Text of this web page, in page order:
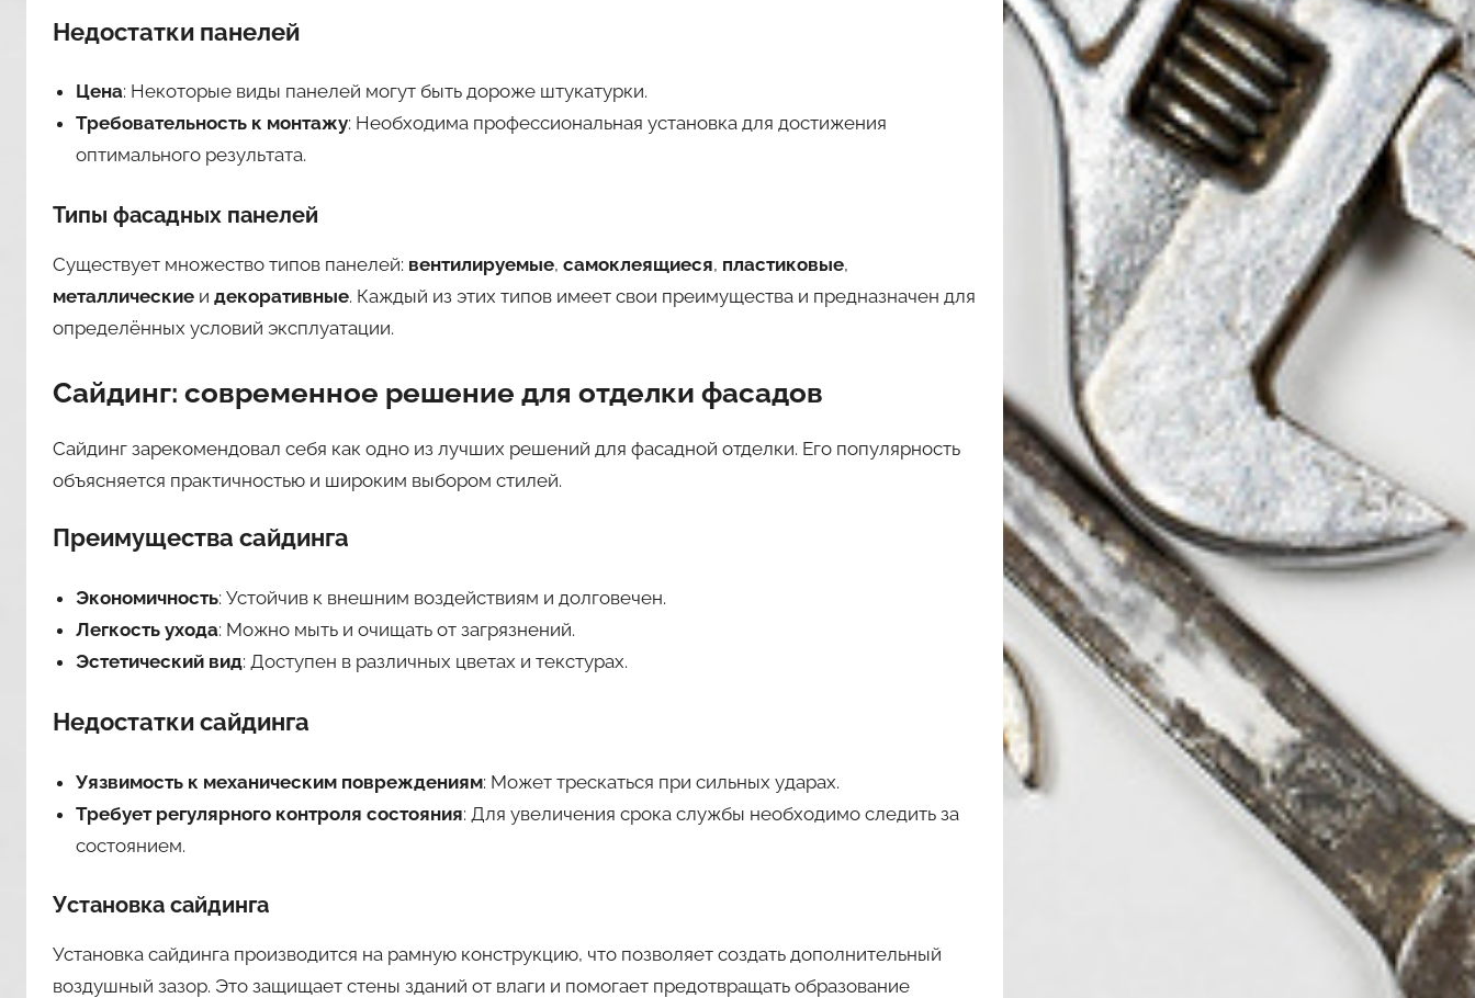
Недостатки панелей
Цена: Некоторые виды панелей могут быть дороже штукатурки.
Требовательность к монтажу: Необходима профессиональная установка для достижения
оптимального результата.
Типы фасадных панелей
Существует множество типов панелей: вентилируемые, самоклеящиеся, пластиковые,
металлические и декоративные. Каждый из этих типов имеет свои преимущества и предназначен для
определённых условий эксплуатации.
Сайдинг: современное решение для отделки фасадов
Сайдинг зарекомендовал себя как одно из лучших решений для фасадной отделки. Его популярность
объясняется практичностью и широким выбором стилей.
Преимущества сайдинга
Экономичность: Устойчив к внешним воздействиям и долговечен.
Легкость ухода: Можно мыть и очищать от загрязнений.
Эстетический вид: Доступен в различных цветах и текстурах.
Недостатки сайдинга
Уязвимость к механическим повреждениям: Может трескаться при сильных ударах.
Требует регулярного контроля состояния: Для увеличения срока службы необходимо следить за
состоянием.
Установка сайдинга
Установка сайдинга производится на рамную конструкцию, что позволяет создать дополнительный
воздушный зазор. Это защищает стены зданий от влаги и помогает предотвращать образование